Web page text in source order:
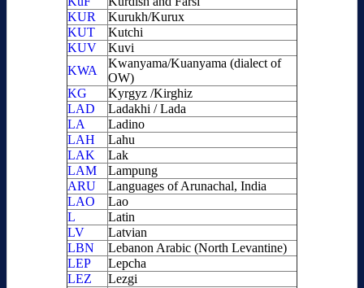
KUR
Kurukh/Kurux
KUT
Kutchi
KUV
Kuvi
KWA
Kwanyama/Kuanyama (dialect of
OW)
KG
Kyrgyz /Kirghiz
LAD
Ladakhi / Lada
LA
Ladino
LAH
Lahu
LAK
Lak
LAM
Lampung
ARU
Languages of Arunachal, India
LAO
Lao
L
Latin
LV
Latvian
LBN
Lebanon Arabic (North Levantine)
LEP
Lepcha
LEZ
Lezgi